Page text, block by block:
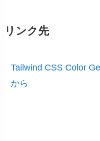
リンク先
Tailwind CSS Color
から